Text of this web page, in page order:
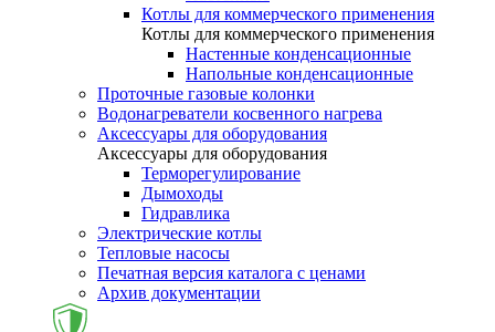
Котлы для коммерческого применения
Котлы для коммерческого применения
Настенные конденсационные
Напольные конденсационные
Проточные газовые колонки
Водонагреватели косвенного нагрева
Аксессуары для оборудования
Аксессуары для оборудования
Терморегулирование
Дымоходы
Гидравлика
Электрические котлы
Тепловые насосы
Печатная версия каталога с ценами
Архив документации